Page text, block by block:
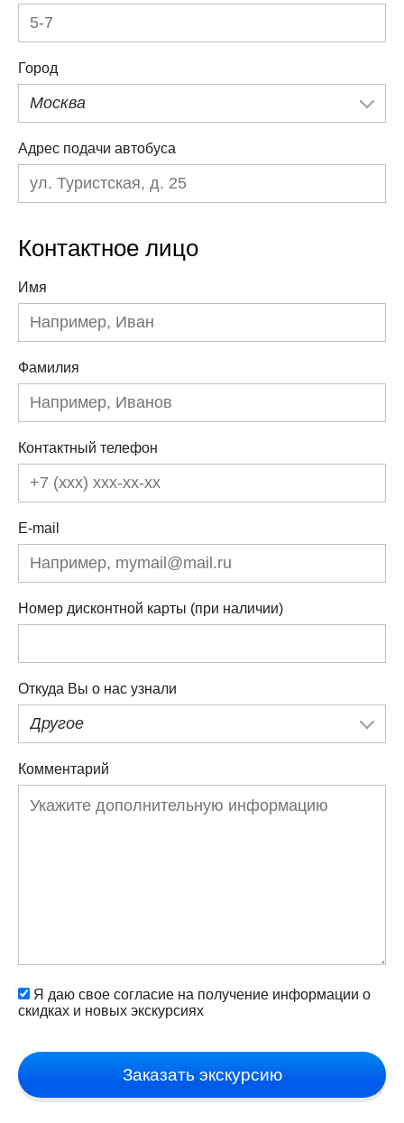
Город
Москва
Адрес подачи автобуса
Контактное лицо
Имя
Фамилия
Контактный телефон
E-mail
Номер дисконтной карты (при наличии)
Откуда Вы о нас узнали
Другое
Комментарий
Я даю свое согласие на получение информации о
скидках и новых экскурсиях
Заказать экскурсию